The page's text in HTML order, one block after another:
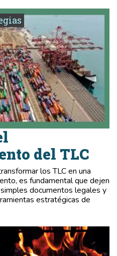
del TLC
los TLC en una
es fundamental que dejen
documentos legales y
estratégicas de